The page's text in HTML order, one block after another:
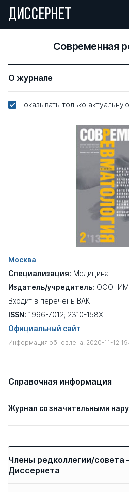
ДИССЕРНЕТ
Современная
О журнале
Показывать только
Москва
Специализация: Медицина
Издатель/учредитель: ООО
Входит в перечень ВАК
ISSN: 1996-7012; 2310-158X
Официальный сайт
Информация обновлена: 2020-11-12
Справочная информация
Журнал со значительными
Члены редколлегии/
Диссернета